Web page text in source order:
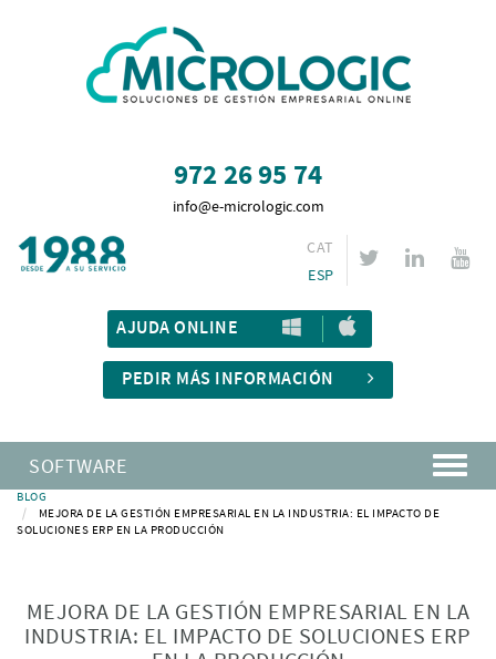
972 26 95 74
info@e-micrologic.com
CAT
ESP
AJUDA ONLINE
PEDIR MÁS INFORMACIÓN
SOFTWARE
BLOG
MEJORA DE LA GESTIÓN EMPRESARIAL EN LA INDUSTRIA: EL IMPACTO DE
SOLUCIONES ERP EN LA PRODUCCIÓN
MEJORA DE LA GESTIÓN EMPRESARIAL EN LA
INDUSTRIA: EL IMPACTO DE SOLUCIONES ERP